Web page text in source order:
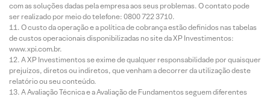
com as soluções dadas pela empresa aos seus problemas. O contato pode
ser realizado por meio do telefone: 0800 722 3710.
O custo da operação e a política de cobrança estão definidos nas tabelas
de custos operacionais disponibilizadas no site da XP Investimentos:
www.xpi.com.br.
A XP Investimentos se exime de qualquer responsabilidade por quaisquer
prejuízos, diretos ou indiretos, que venham a decorrer da utilização deste
relatório ou seu conteúdo.
A Avaliação Técnica e a Avaliação de Fundamentos seguem diferentes